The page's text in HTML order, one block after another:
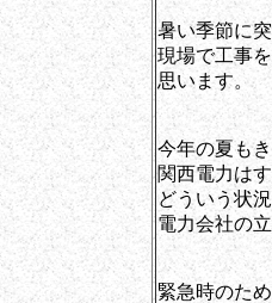
暑い季節に
現場で工事
思います。
今年の夏も
関西電力は
どういう状
電力会社の
緊急時のた